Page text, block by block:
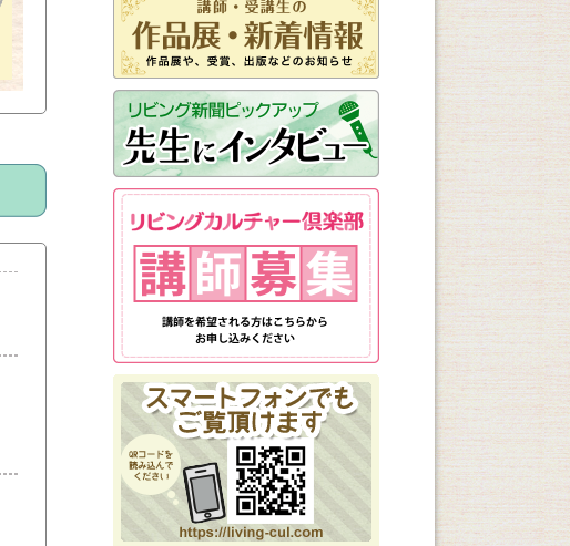
1日講座
体験講座
講座説明会